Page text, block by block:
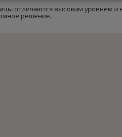
отличаются высоким уровнем
решение.